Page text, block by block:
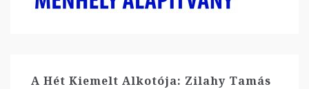
A Hét Kiemelt Alkotója: Zilahy Tamás